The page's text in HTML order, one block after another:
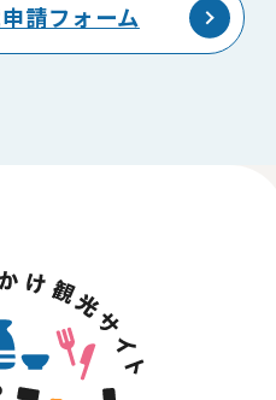
請フォーム